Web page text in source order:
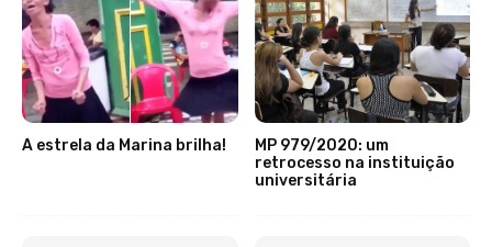
A estrela da Marina brilha!
MP 979/2020: um
retrocesso na instituição
universitária